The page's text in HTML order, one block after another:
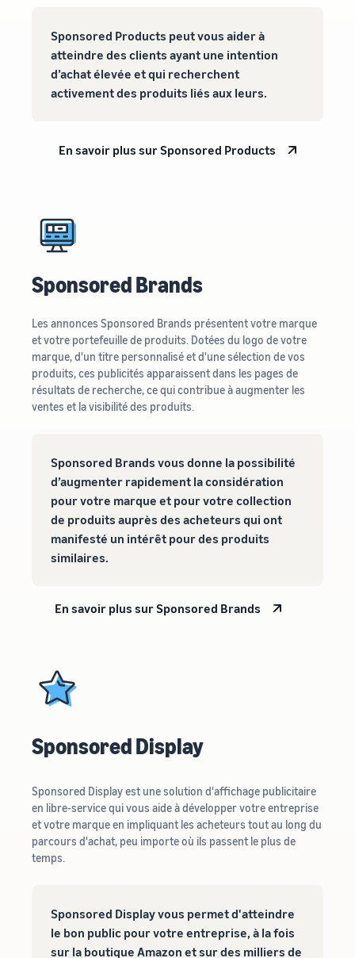
Sponsored Products peut vous aider à
atteindre des clients ayant une intention
d’achat élevée et qui recherchent
activement des produits liés aux leurs.
En savoir plus sur Sponsored Products
Sponsored Brands
Les annonces Sponsored Brands présentent votre marque
et votre portefeuille de produits. Dotées du logo de votre
marque, d'un titre personnalisé et d'une sélection de vos
produits, ces publicités apparaissent dans les pages de
résultats de recherche, ce qui contribue à augmenter les
ventes et la visibilité des produits.
Sponsored Brands vous donne la possibilité
d’augmenter rapidement la considération
pour votre marque et pour votre collection
de produits auprès des acheteurs qui ont
manifesté un intérêt pour des produits
similaires.
En savoir plus sur Sponsored Brands
Sponsored Display
Sponsored Display est une solution d'affichage publicitaire
en libre-service qui vous aide à développer votre entreprise
et votre marque en impliquant les acheteurs tout au long du
parcours d'achat, peu importe où ils passent le plus de
temps.
Sponsored Display vous permet d'atteindre
le bon public pour votre entreprise, à la fois
sur la boutique Amazon et sur des milliers de